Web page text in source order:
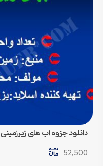
دانلود جزوه آب های
52,500